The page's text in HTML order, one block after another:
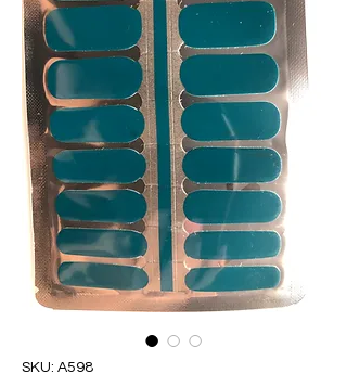
SKU: A598